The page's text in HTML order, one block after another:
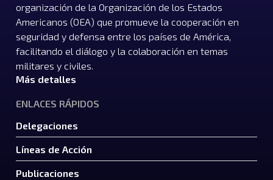
organización de la Organización de los Estados
Americanos (OEA) que promueve la cooperación en
seguridad y defensa entre los países de América,
facilitando el diálogo y la colaboración en temas
militares y civiles.
Más detalles
ENLACES RÁPIDOS
Delegaciones
Líneas de Acción
Publicaciones